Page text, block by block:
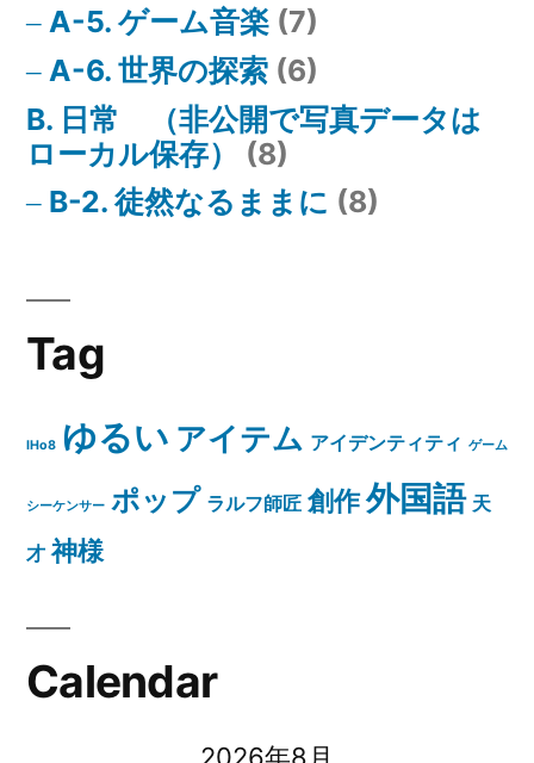
A-5. ゲーム音楽 (7)
A-6. 世界の探索 (6)
B. 日常 （非公開で写真データは
ローカル保存）
(8)
B-2. 徒然なるままに (8)
Tag
IHo8 ゆるい アイテム アイデンティティ ゲーム
シーケンサー ポップ ラルフ師匠 創作外国語 天
才 神様
Calendar